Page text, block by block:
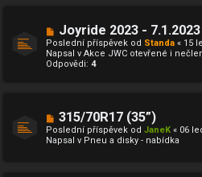
p
ě
v
e
o
v
ý
p
p
ě
v
e
Joyride 2023 - 7.1.2023
Poslední příspěvek od Standa « 15
Napsal v Akce JWC otevřené i
Odpovědi: 4
N
o
v
ý
315/70R17 (35”)
Poslední příspěvek od JaneK « 06
Napsal v Pneu a disky - nabídka